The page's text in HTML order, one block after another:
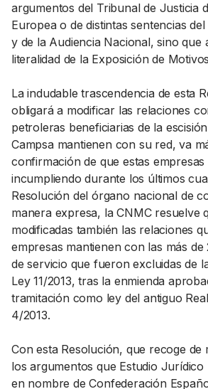
argumentos del Tribunal de Justicia
Europea o de distintas sentencias
y de la Audiencia Nacional, sino que
literalidad de la Exposición de
La indudable trascendencia de esta
obligará a modificar las relaciones
petroleras beneficiarias de la
Campsa mantienen con su red, va
confirmación de que estas
incumpliendo durante los últimos
Resolución del órgano nacional de
manera expresa, la CNMC resuelve
modificadas también las relaciones
empresas mantienen con las más de
de servicio que fueron excluidas de
Ley 11/2013, tras la enmienda
tramitación como ley del antiguo
4/2013.
Con esta Resolución, que recoge de
los argumentos que Estudio
en nombre de Confederación